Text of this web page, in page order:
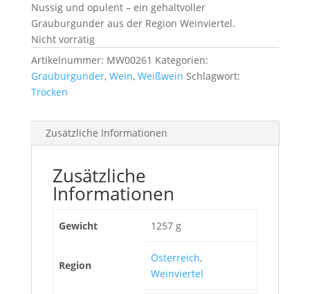
Nussig und opulent – ein gehaltvoller
Grauburgunder aus der Region Weinviertel.
Nicht vorrätig
Artikelnummer: MW00261 Kategorien:
Grauburgunder, Wein, Weißwein Schlagwort:
Trocken
Zusätzliche Informationen
Zusätzliche
Informationen
Gewicht 1257 g
Region
Österreich,
Weinviertel